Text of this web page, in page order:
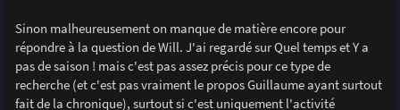
Sinon malheureusement on manque de matière encore pour
répondre à la question de Will. J'ai regardé sur Quel temps et Y a
pas de saison ! mais c'est pas assez précis pour ce type de
recherche (et c'est pas vraiment le propos Guillaume ayant surtout
fait de la chronique), surtout si c'est uniquement l'activité